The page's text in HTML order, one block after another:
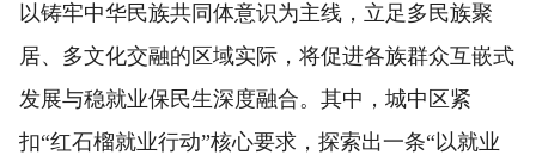
以铸牢中华民族共同体意识为主线，立足多民族聚
居、多文化交融的区域实际，将促进各族群众互嵌式
发展与稳就业保民生深度融合。其中，城中区紧
扣“红石榴就业行动”核心要求，探索出一条“以就业